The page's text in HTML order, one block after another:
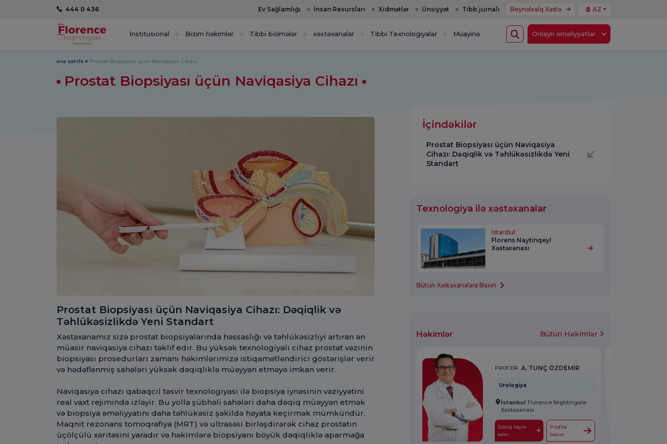
444 0 436 Ev Sağlamlığı İnsan Resursları Xidmətlər Ünsiyyət Tibb jurnalı Beynəlxalq Xəstə AZ
İnstitusional Bizim həkimlər Tibbi bölmələr xəstəxanalar Tibbi Texnologiyalar Müayinə Onlayn əməliyyatlar
ana səhifə Prostat Biopsiyası üçün Naviqasiya Cihazı
Prostat Biopsiyası üçün Naviqasiya Cihazı
Prostat Biopsiyası üçün Naviqasiya Cihazı: Dəqiqlik və
Təhlükəsizlikdə Yeni Standart
Xəstəxanamız sizə prostat biopsiyalarında həssaslığı və təhlükəsizliyi artıran ən
müasir naviqasiya cihazı təklif edir. Bu yüksək texnologiyalı cihaz prostat vəzinin
biopsiyası prosedurları zamanı həkimlərimizə istiqamətləndirici göstərişlər verir
və hədəflənmiş sahələri yüksək dəqiqliklə müəyyən etməyə imkan verir.
Naviqasiya cihazı qabaqcıl təsvir texnologiyası ilə biopsiya iynəsinin vəziyyətini
real vaxt rejimində izləyir. Bu yolla şübhəli sahələri daha dəqiq müəyyən etmək
və biopsiya əməliyyatını daha təhlükəsiz şəkildə həyata keçirmək mümkündür.
Maqnit rezonans tomoqrafiya (MRT) və ultrasəsi birləşdirərək cihaz prostatın
üçölçülü xəritəsini yaradır və həkimlərə biopsiyanı böyük dəqiqliklə aparmağa
İçindəkilər
Prostat Biopsiyası üçün Naviqasiya
Cihazı: Dəqiqlik və Təhlükəsizlikdə Yeni
Standart
Texnologiya ilə xəstəxanalar
İstanbul
Florens Naytinqeyl
Xəstəxanası
Bütün Xəstəxanalara Baxın
Həkimlər Bütün Həkimlər
PROF.DR. A. TUNÇ ÖZDEMİR
Urologiya
İstanbul Florence Nightingale
Xəstəxanası
Görüş təyin
edin
Profilə
baxın